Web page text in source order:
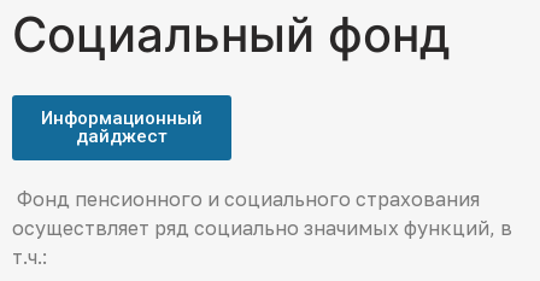
Социальный фонд
Информационный
дайджест
Фонд пенсионного и социального страхования
осуществляет ряд социально значимых функций, в
т.ч.: